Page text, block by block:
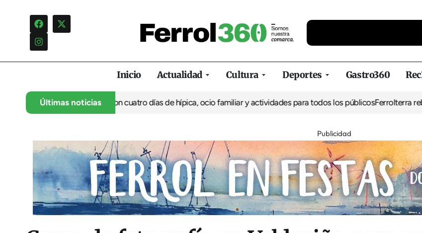
Inicio Actualidad Cultura Deportes Gastro360
Últimas noticias
su 35º aniversario con cuatro días de hípica, ocio familiar y actividades para todos los públicosFerrolterra rebate
Publicidad